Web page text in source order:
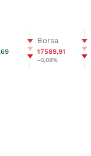
Borsa
17589,91
-0,08%